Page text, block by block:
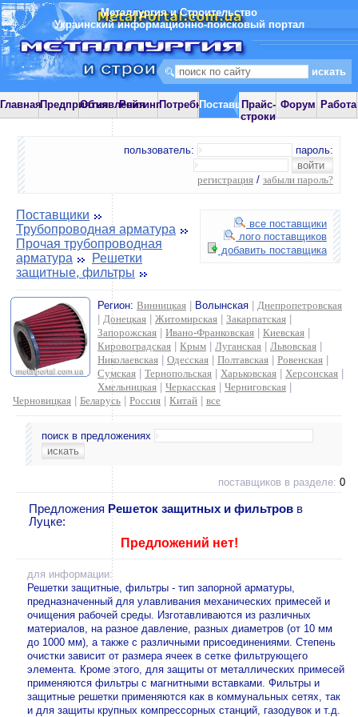
Металлургия и Строительство
Украинский информационно-поисковый портал
ГлавнаяПредприятияОбъявления
РейтингПотребностиПоставщики
Прайс-
строки
Форум Работа
пользователь: пароль:
регистрация / забыли пароль?
все поставщики
лого поставщиков
добавить поставщика
Поставщики
Трубопроводная арматура
Прочая трубопроводная
арматура
Решетки
защитные, фильтры
Регион: Винницкая Волынская
Днепропетровская
Донецкая Житомирская Закарпатская
Запорожская
Ивано-Франковская Киевская
Кировоградская
Крым Луганская Львовская
Николаевская
Одесская Полтавская Ровенская
Сумская
Тернопольская Харьковская Херсонская
Хмельницкая
Черкасская Черниговская
Черновицкая
Беларусь Россия Китай все
поиск в предложениях
поставщиков в разделе: 0
Предложения Решеток защитных и фильтров в
Луцке:
Предложений нет!
для информации:
Решетки защитные, фильтры - тип запорной арматуры,
предназначенный для улавливания механических примесей и
очищения рабочей среды. Изготавливаются из различных
материалов, на разное давление, разных диаметров (от 10 мм
до 1000 мм), а также с различными присоединениями. Степень
очистки зависит от размера ячеек в сетке фильтрующего
элемента. Кроме этого, для защиты от металлических примесей
применяются фильтры с магнитными вставками. Фильтры и
защитные решетки применяются как в коммунальных сетях, так
и для защиты крупных компрессорных станций, газодувок и т.д.